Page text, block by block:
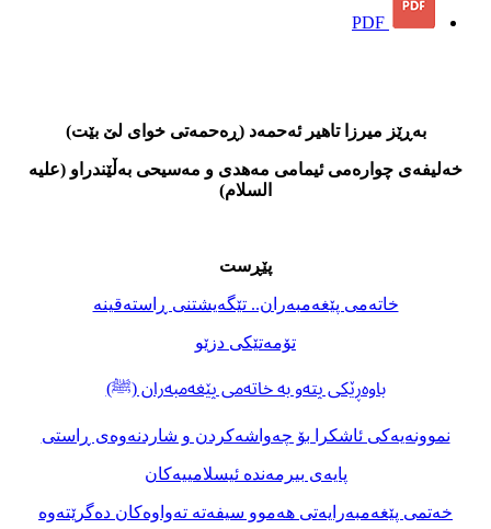
بەڕێز میرزا تاهیر ئەحمەد (ڕەحمەتی خوای لێ بێت)
خەلیفەی چوارەمی ئیمامی مەهدی و مەسیحی بەڵێندراو (علیه
السلام)
پێڕست
خاتەمی پێغەمبەران.. تێگەيشتنی ڕاستەقینە
تۆمەتێكی دزێو
باوەڕێكی پتەو بە خاتەمی پێغەمبەران (ﷺ)
نموونەیەكی ئاشكرا بۆ چەواشەكردن و شاردنەوەی ڕاستی
پایەی بیرمەندە ئیسلامییەكان
خەتمی پێغەمبەرایەتی هەموو سیفەتە تەواوەكان دەگرێتەوە